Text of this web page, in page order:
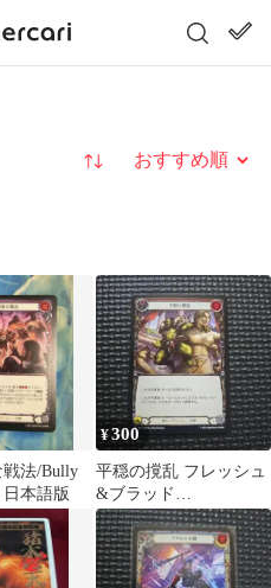
並び替え
戦法/Bully
日本語版
¥300
平穏の撹乱 フレッシュ
&ブラッド
FLESH&BLOOD 闘魂
激突